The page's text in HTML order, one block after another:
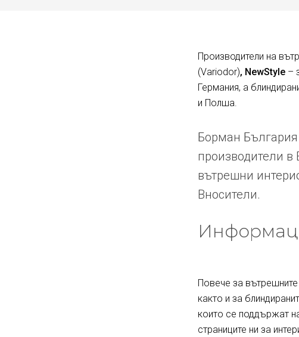
Производители на
(Variodor), NewStyle–
Германия, а
и Полша.
Борман
производители
вътрешни
Вносители.
Повече за
както и за
които се поддържат
страниците ни за